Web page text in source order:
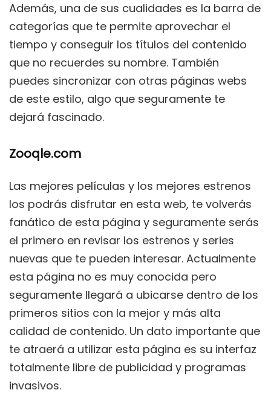
Además, una de sus cualidades es la barra de
categorías que te permite aprovechar el
tiempo y conseguir los títulos del contenido
que no recuerdes su nombre. También
puedes sincronizar con otras páginas webs
de este estilo, algo que seguramente te
dejará fascinado.
Zooqle.com
Las mejores películas y los mejores estrenos
los podrás disfrutar en esta web, te volverás
fanático de esta página y seguramente serás
el primero en revisar los estrenos y series
nuevas que te pueden interesar. Actualmente
esta página no es muy conocida pero
seguramente llegará a ubicarse dentro de los
primeros sitios con la mejor y más alta
calidad de contenido. Un dato importante que
te atraerá a utilizar esta página es su interfaz
totalmente libre de publicidad y programas
invasivos.